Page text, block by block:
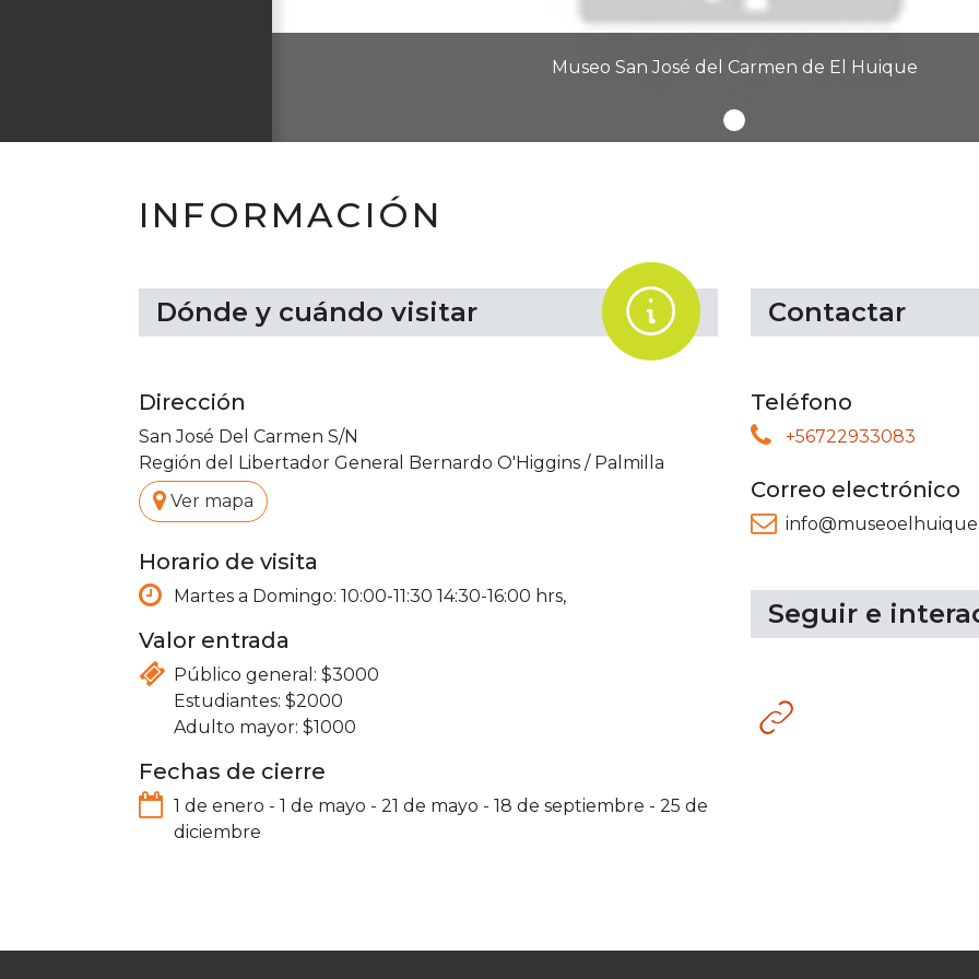
Museo San José del Carmen de El Huique
INFORMACIÓN
Dónde y cuándo visitar .
Dirección
San José Del Carmen S/N
Región del Libertador General Bernardo O'Higgins / Palmilla
. Ver mapa
Horario de visita
Martes a Domingo: 10:00-11:30 14:30-16:00 hrs,
Valor entrada
3000
2000
1000
Fechas de cierre
1 de enero - 1 de mayo - 21 de mayo - 18 de septiembre - 25 de
diciembre
Contactar
Teléfono
+56722933083
Correo electrónico
Seguir e